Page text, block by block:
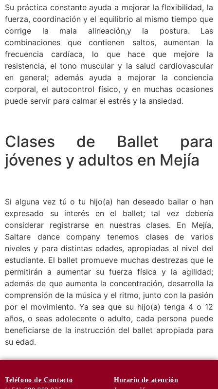
Su práctica constante ayuda a mejorar la flexibilidad, la
fuerza, coordinación y el equilibrio al mismo tiempo que
corrige la mala alineación,y la postura. Las
combinaciones que contienen saltos, aumentan la
frecuencia cardíaca, lo que hace que mejore la
resistencia, el tono muscular y la salud cardiovascular
en general; además ayuda a mejorar la conciencia
corporal, el autocontrol físico, y en muchas ocasiones
puede servir para calmar el estrés y la ansiedad.
Clases de Ballet para
jóvenes y adultos en Mejía
Si alguna vez tú o tu hijo(a) han deseado bailar o han
expresado su interés en el ballet; tal vez debería
considerar registrarse en nuestras clases. En Mejía,
Saltare dance company tenemos clases de varios
niveles y para distintas edades, apropiadas al nivel del
estudiante. El ballet promueve muchas destrezas que le
permitirán a aumentar su fuerza física y la agilidad;
además de que aumenta la concentración, desarrolla la
comprensión de la música y el ritmo, junto con la pasión
por el movimiento. Ya sea que su hijo(a) tenga 4 o 12
años, o seas adolecente o adulto, cada persona puede
beneficiarse de la instrucción del ballet apropiada para
su edad.
Teléfono de Contacto
Horario de atención